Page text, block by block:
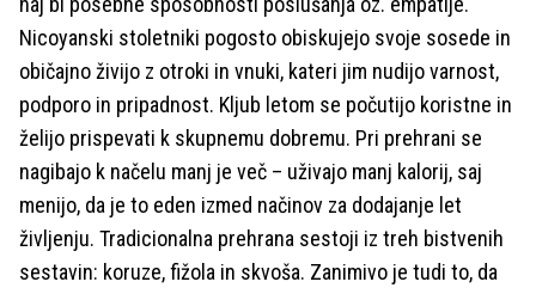
Nicoyanski stoletniki pogosto obiskujejo svoje sosede in
običajno živijo z otroki in vnuki, kateri jim nudijo varnost,
podporo in pripadnost. Kljub letom se počutijo koristne in
želijo prispevati k skupnemu dobremu. Pri prehrani se
nagibajo k načelu manj je več – uživajo manj kalorij, saj
menijo, da je to eden izmed načinov za dodajanje let
življenju. Tradicionalna prehrana sestoji iz treh bistvenih
sestavin: koruze, fižola in skvoša. Zanimivo je tudi to, da